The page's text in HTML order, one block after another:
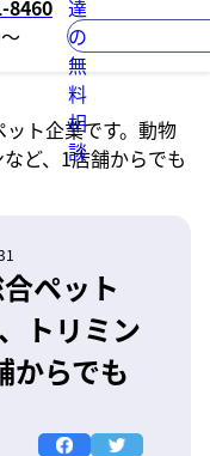
8460 達
の
無
料
相
談
ト企業です。動物
ど、1店舗からでも
ペット
トリミン
からでも